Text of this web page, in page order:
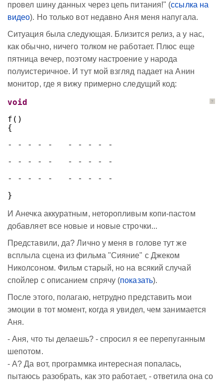
провел шину данных через цепь питания!" (ссылка на
видео). Но только вот недавно Аня меня напугала.
Ситуация была следующая. Близится релиз, а у нас,
как обычно, ничего толком не работает. Плюс еще
пятница вечер, поэтому настроение у народа
полуистеричное. И тут мой взгляд падает на Анин
монитор, где я вижу примерно следущий код:
?
void
f()
{
- - - - -   - - - - -
- - - - -   - - - - -
- - - - -   - - - - -
}
И Анечка аккуратным, неторопливым копи-пастом
добавляет все новые и новые строчки...
Представили, да? Лично у меня в голове тут же
всплыла сцена из фильма "Сияние" с Джеком
Николсоном. Фильм старый, но на всякий случай
спойлер с описанием спрячу (показать).
После этого, полагаю, нетрудно представить мои
эмоции в тот момент, когда я увидел, чем занимается
Аня.
- Аня, что ты делаешь? - спросил я ее перепуганным
шепотом.
- А? Да вот, программка интересная попалась,
пытаюсь разобрать, как это работает, - ответила она со